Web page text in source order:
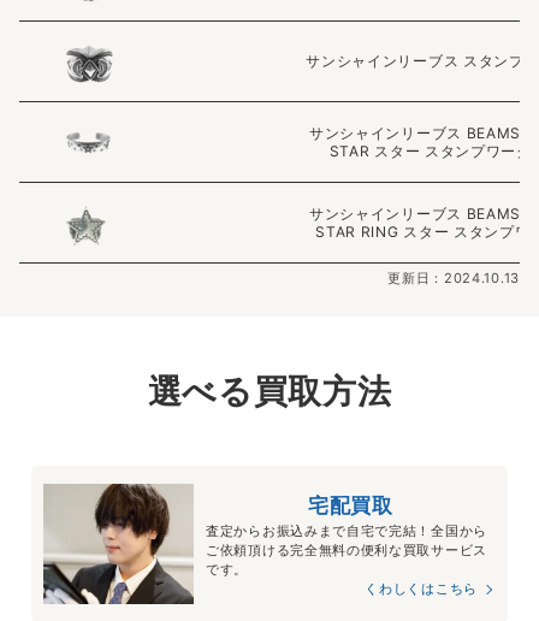
サンシャインリーブス スタンプ
サンシャインリーブス BEAMS
STAR スター スタンプワーク
サンシャインリーブス BEAMS
STAR RING スター スタンプワ
更新日：2024.10.13
選べる買取方法
宅配買取
査定からお振込みまで自宅で完結！全国から
ご依頼頂ける完全無料の便利な買取サービス
です。
くわしくはこちら